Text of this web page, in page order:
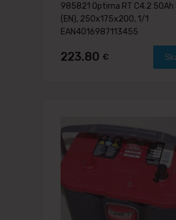
985821 Optima RT C4.2 50Ah
(EN), 250x175x200, 1/1
EAN4016987113455
223.80 €